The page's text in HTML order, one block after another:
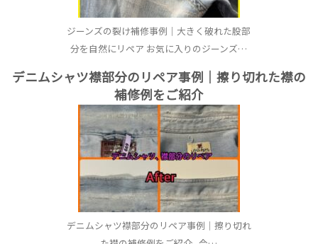
ジーンズの裂け補修事例｜大きく破れた股部
分を自然にリペア お気に入りのジーンズ…
デニムシャツ襟部分のリペア事例｜擦り切れた襟の
補修例をご紹介
デニムシャツ襟部分のリペア事例｜擦り切れ